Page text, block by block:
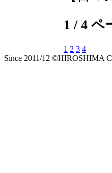
1 / 4 ペ
1 2 3 4
Since 2011/12 ©HIROSHIMA